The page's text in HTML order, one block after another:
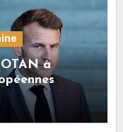
à
vers un